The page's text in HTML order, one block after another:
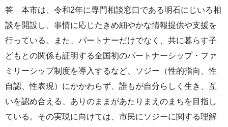
答 本市は、令和2年に専門相談窓口である明石にじいろ相
談を開設し、事情に応じたきめ細やかな情報提供や支援を
行っている。また、パートナーだけでなく、共に暮らす子
どもとの関係も証明する全国初のパートナーシップ・ファ
ミリーシップ制度を導入するなど、ソジー（性的指向、性
自認、性表現）にかかわらず、誰もが自分らしく生き、互
いを認め合える、ありのままがあたりまえのまちを目指し
ている。その実現に向けては、市民にソジーに関する理解